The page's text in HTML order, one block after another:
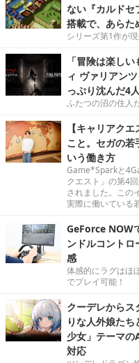
ない『カルドセ
搭載で、あらた
シリーズ第1作が
「冒険は楽し
ィ ヴァリアン
っぷり沈んだ4
ふたつの沼の住人
【キャリアク
こと。セガの若
いう働き方
Game*Sparkと
クエスト」の第4
されました。この
実際に働いている
GeForce NOW
ンドルコント
感
体感的にラグはほ
でプレイ可能！
クーデレからス
りな人外娘た
少女」テーマの
対応